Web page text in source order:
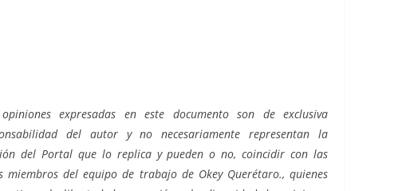
expresadas en este documento son de exclusiva
del autor y no necesariamente representan la
del Portal que lo replica y pueden o no, coincidir con las
miembros del equipo de trabajo de Okey Querétaro., quienes